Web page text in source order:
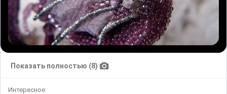
Показать полностью (8)
Интересное